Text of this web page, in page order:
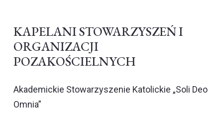
KAPELANI STOWARZYSZEŃ I
ORGANIZACJI
POZAKOŚCIELNYCH
Akademickie Stowarzyszenie Katolickie „Soli Deo
Omnia”